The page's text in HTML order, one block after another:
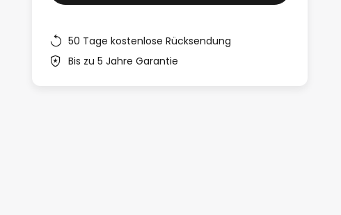
50 Tage kostenlose Rücksendung
Bis zu 5 Jahre Garantie